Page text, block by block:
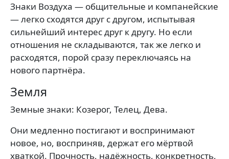
Знаки Воздуха — общительные и компанейские
— легко сходятся друг с другом, испытывая
сильнейший интерес друг к другу. Но если
отношения не складываются, так же легко и
расходятся, порой сразу переключаясь на
нового партнёра.
Земля
Земные знаки: Козерог, Телец, Дева.
Они медленно постигают и воспринимают
новое, но, восприняв, держат его мёртвой
хваткой. Прочность, надёжность, конкретность,